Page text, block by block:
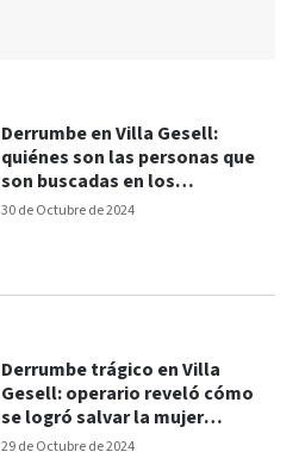
30 de Octubre de 2024
Derrumbe en Villa Gesell:
quiénes son las personas que
son buscadas en los
escombros
29 de Octubre de 2024
Derrumbe trágico en Villa
Gesell: operario reveló cómo
se logró salvar la mujer
rescatada